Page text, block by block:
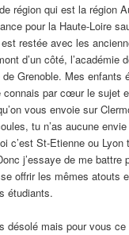
région qui est la région
pour la Haute-Loire
restée avec les
d’un côté, l’académie
de Grenoble. Mes enfants
connais par cœur le sujet
vous envoie sur
tu n’as aucune envie
c’est St-Etienne ou Lyon
j’essaye de me battre
offrir les mêmes atouts
étudiants.
désolé mais pour vous